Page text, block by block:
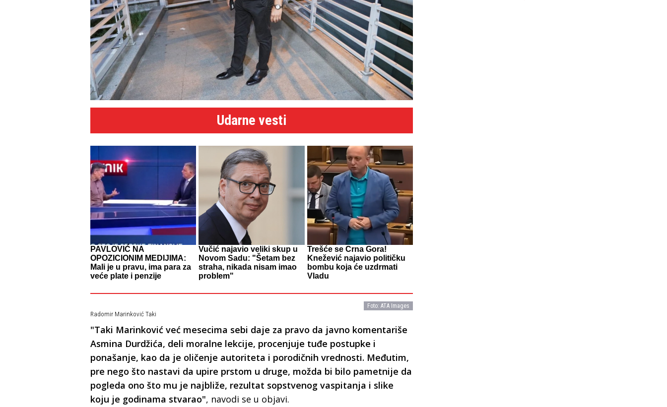
Foto: ATA Images
Udarne vesti
PAVLOVIĆ NA
OPOZICIONIM MEDIJIMA:
Mali je u pravu, ima para za
veće plate i penzije
Vučić najavio veliki skup u
Novom Sadu: "Šetam bez
straha, nikada nisam imao
problem"
Trešće se Crna Gora!
Knežević najavio političku
bombu koja će uzdrmati
Vladu
Radomir Marinković Taki
"Taki Marinković već mesecima sebi daje za pravo da javno komentariše
Asmina Durdžića, deli moralne lekcije, procenjuje tuđe postupke i
ponašanje, kao da je oličenje autoriteta i porodičnih vrednosti. Međutim,
pre nego što nastavi da upire prstom u druge, možda bi bilo pametnije da
pogleda ono što mu je najbliže, rezultat sopstvenog vaspitanja i slike
koju je godinama stvarao", navodi se u objavi.